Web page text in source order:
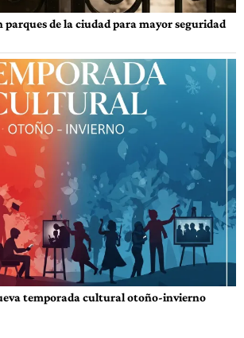
parques de la ciudad para mayor seguridad
temporada cultural otoño-invierno